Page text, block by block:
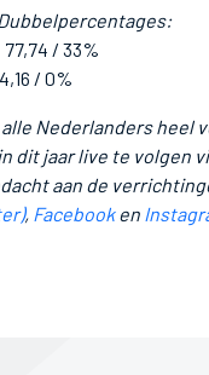
/ 33%
/ 0%
Nederlanders heel
dit jaar live te volgen
aan de
, Facebooken